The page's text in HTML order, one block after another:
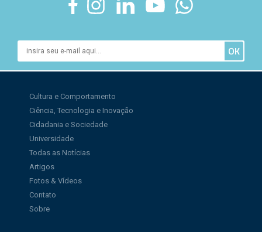
Cultura e Comportamento
Ciência, Tecnologia e Inovação
Cidadania e Sociedade
Universidade
Todas as Notícias
Artigos
Fotos & Vídeos
Contato
Sobre